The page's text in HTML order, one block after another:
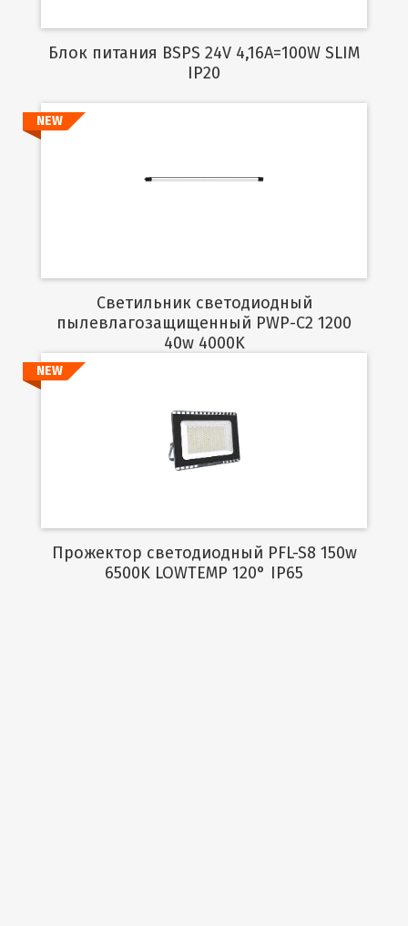
Блок питания BSPS 24V 4,16A=100W SLIM
IP20
NEW
Светильник светодиодный
пылевлагозащищенный PWP-C2 1200
40w 4000K
Подробнее
NEW
Прожектор светодиодный PFL-S8 150w
6500K LOWTEMP 120° IP65